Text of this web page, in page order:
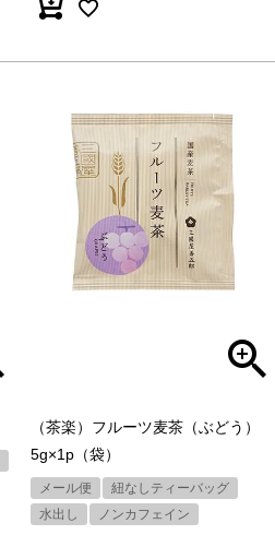
（茶楽）フルーツ麦茶（ぶどう）
5g×1p（袋）
メール便
紐なしティーバッグ
水出し
ノンカフェイン